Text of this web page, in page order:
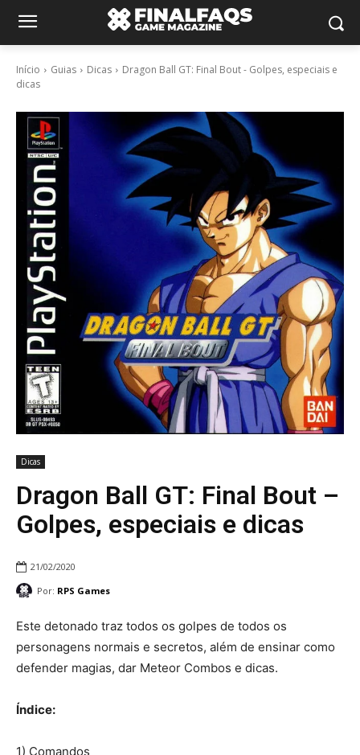
Início Guias Dicas
Dragon Ball GT: Final Bout - Golpes, especiais e
dicas
Dicas
Dragon Ball GT: Final Bout –
Golpes, especiais e dicas
21/02/2020
Por: RPS Games
Este detonado traz todos os golpes de todos os
personagens normais e secretos, além de ensinar como
defender magias, dar Meteor Combos e dicas.
Índice:
1) Comandos